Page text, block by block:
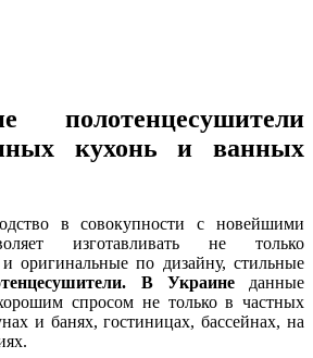
полотенцесушители
кухонь и ванных
в совокупности с новейшими
изготавливать не только
оригинальные по дизайну, стильные
В Украинеданные
спросом не только в частных
и банях, гостиницах, бассейнах, на